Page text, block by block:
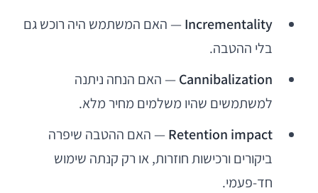
Incrementality — האם המשתמש היה רוכש גם
בלי ההטבה.
Cannibalization — האם הנחה ניתנה
למשתמשים שהיו משלמים מחיר מלא.
Retention impact — האם ההטבה שיפרה
ביקורים ורכישות חוזרות, או רק קנתה שימוש
חד-פעמי.